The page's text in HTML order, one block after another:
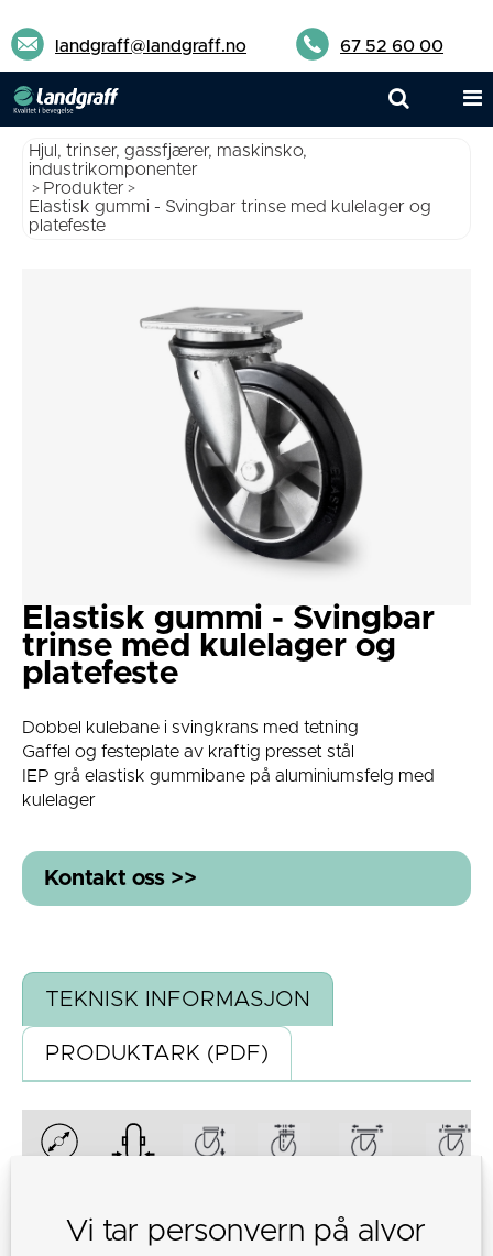
landgraff@landgraff.no 67 52 60 00
Hjul, trinser, gassfjærer, maskinsko,
industrikomponenter
> Produkter >
Elastisk gummi - Svingbar trinse med kulelager og
platefeste
Elastisk gummi - Svingbar
trinse med kulelager og
platefeste
Dobbel kulebane i svingkrans med tetning
Gaffel og festeplate av kraftig presset stål
IEP grå elastisk gummibane på aluminiumsfelg med
kulelager
Kontakt oss >>
TEKNISK INFORMASJON
PRODUKTARK (PDF)
50 164 51 140x110
Vi tar personvern på alvor